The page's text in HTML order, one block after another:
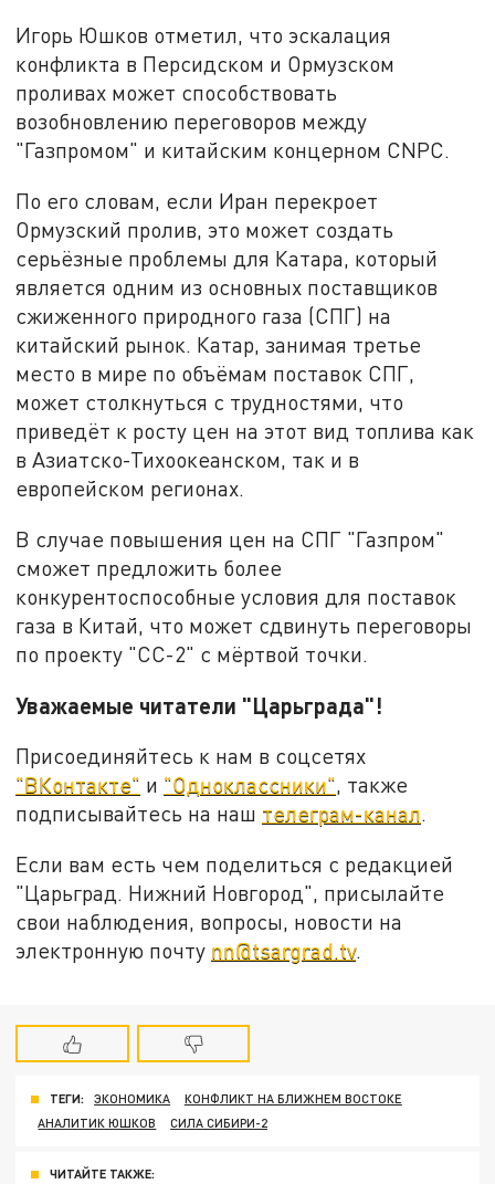
Игорь Юшков отметил, что эскалация
конфликта в Персидском и Ормузском
проливах может способствовать
возобновлению переговоров между
"Газпромом" и китайским концерном CNPC.
По его словам, если Иран перекроет
Ормузский пролив, это может создать
серьёзные проблемы для Катара, который
является одним из основных поставщиков
сжиженного природного газа (СПГ) на
китайский рынок. Катар, занимая третье
место в мире по объёмам поставок СПГ,
может столкнуться с трудностями, что
приведёт к росту цен на этот вид топлива как
в Азиатско-Тихоокеанском, так и в
европейском регионах.
В случае повышения цен на СПГ "Газпром"
сможет предложить более
конкурентоспособные условия для поставок
газа в Китай, что может сдвинуть переговоры
по проекту "СС-2" с мёртвой точки.
Уважаемые читатели "Царьграда"!
Присоединяйтесь к нам в соцсетях
"ВКонтакте" и "Одноклассники", также
подписывайтесь на наш телеграм-канал.
Если вам есть чем поделиться с редакцией
"Царьград. Нижний Новгород", присылайте
свои наблюдения, вопросы, новости на
электронную почту nn@tsargrad.tv.
ТЕГИ: ЭКОНОМИКА
КОНФЛИКТ НА БЛИЖНЕМ ВОСТОКЕ
АНАЛИТИК ЮШКОВ
СИЛА СИБИРИ-2
ЧИТАЙТЕ ТАКЖЕ: